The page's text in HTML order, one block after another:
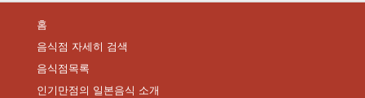
홈
음식점 자세히 검색
음식점목록
인기만점의 일본음식 소개